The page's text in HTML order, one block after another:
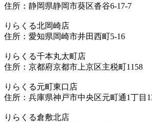
住所：静岡県静岡市葵区沓谷6-17-7
りらくる北岡崎店
住所：愛知県岡崎市井田西町5-16
りらくる千本丸太町店
住所：京都府京都市上京区主税町1158
りらくる元町東口店
住所：兵庫県神戸市中央区元町通1丁目
りらくる倉敷北店